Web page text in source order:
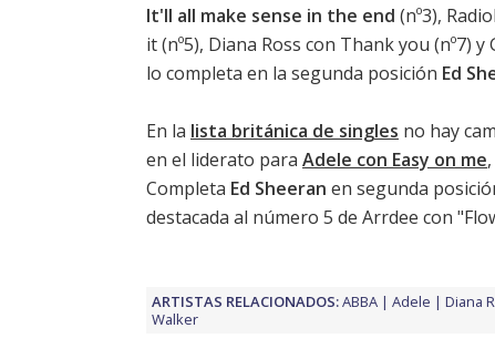
It'll all make sense in the end (nº3),
it(nº5), Diana Ross con Thank you (nº7) y
lo completa en la segunda posición Ed
En la lista británica de singles no hay
en el liderato para Adele con Easy on me
Completa Ed Sheeran en segunda
destacada al número 5 de Arrdee con
ARTISTAS RELACIONADOS:ABBA Adele Diana
Walker